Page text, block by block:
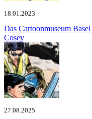
18.01.2023
Das Cartoonmuseum
Cosey
27.08.2025